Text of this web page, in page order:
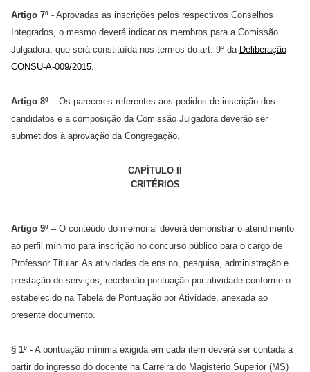
Artigo 7º - Aprovadas as inscrições pelos respectivos Conselhos
Integrados, o mesmo deverá indicar os membros para a Comissão
Julgadora, que será constituída nos termos do art. 9º da Deliberação
CONSU-A-009/2015.
Artigo 8º – Os pareceres referentes aos pedidos de inscrição dos
candidatos e a composição da Comissão Julgadora deverão ser
submetidos à aprovação da Congregação.
CAPÍTULO II
CRITÉRIOS
Artigo 9º – O conteúdo do memorial deverá demonstrar o atendimento
ao perfil mínimo para inscrição no concurso público para o cargo de
Professor Titular. As atividades de ensino, pesquisa, administração e
prestação de serviços, receberão pontuação por atividade conforme o
estabelecido na Tabela de Pontuação por Atividade, anexada ao
presente documento.
§ 1º - A pontuação mínima exigida em cada item deverá ser contada a
partir do ingresso do docente na Carreira do Magistério Superior (MS)